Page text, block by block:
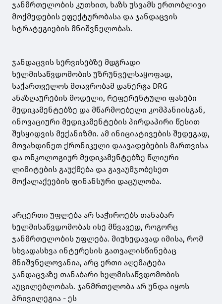
ჯანმრთელობის კუთხით, ხაზს უსვამს ერთობლივი
მოქმედების ეფექტურობასა და ჯანდაცვის
სტრატეგიების მნიშვნელობას.
ჯანდაცვის სერვისებზე მდგრადი
ხელმისაწვდომობის უზრუნველსაყოფად,
საქართველოს მთავრობამ დანერგა DRG
ანაზღაურების მოდელი, რეფერენტული ფასები
მედიკამენტებზე და მწარმოებელი კომპანიისგან,
ინოვაციური მედიკამენტების პირდაპირი წესით
შესყიდვის მექანიზმი. ამ ინიციატივების შედეგად,
მოვახდინეთ ქრონიკული დაავადებების მართვისა
და ონკოლოგიურ მედიკამენტებზე წლიური
ლიმიტების გაუქმება და გავაუმჯობესეთ
მოქალაქეების ფინანსური დაცულობა.
არცერთი უფლება არ საჭიროებს თანაბარ
ხელმისაწვდომობას ისე მწვავედ, როგორც
ჯანმრთელობის უფლება. მიუხედავად იმისა, რომ
სხვადასხვა ინტერესის გათვალისწინებაც
მნიშვნელოვანია, არც ერთი აღემატება
ჯანდაცვაზე თანაბარი ხელმისაწვდომობის
აუცილებლობას. ჯანმრთელობა არ უნდა იყოს
პრივილეგია - ეს